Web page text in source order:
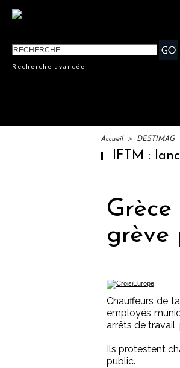
Recherche avancée
Accueil > DESTIMAG
IFTM :
grève
Chauffeurs de
employés
arrêts de
Ils protestent
public.